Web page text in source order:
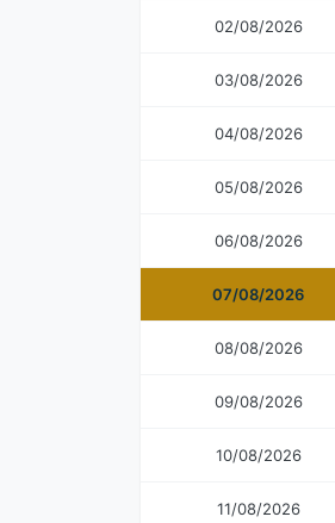
02/08/2026
03/08/2026
04/08/2026
05/08/2026
06/08/2026
07/08/2026
08/08/2026
09/08/2026
10/08/2026
11/08/2026